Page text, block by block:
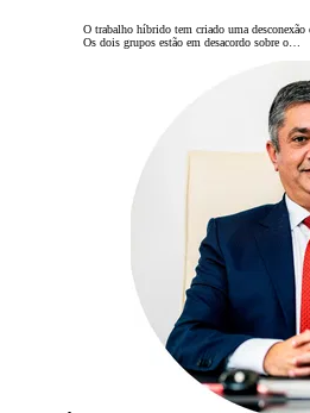
O trabalho híbrido tem criado uma desconexão
Os dois grupos estão em desacordo sobre o…